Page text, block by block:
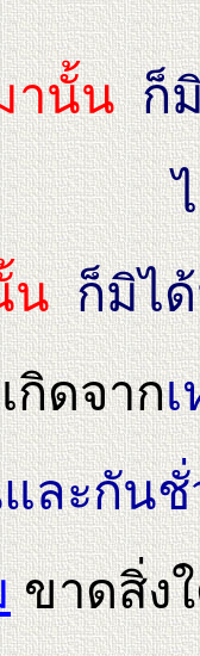
านั้นก็
นก็มิ
กิดจาก
ละกัน
ขาดสิ่ง